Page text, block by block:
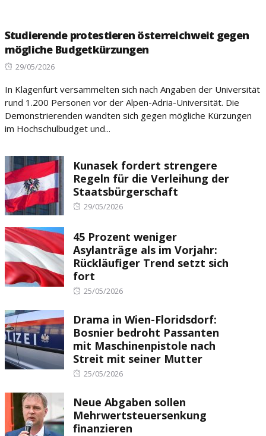
Studierende protestieren österreichweit gegen
mögliche Budgetkürzungen
Posted
29/05/2026
In Klagenfurt versammelten sich nach Angaben der Universität
rund 1.200 Personen vor der Alpen-Adria-Universität. Die
Demonstrierenden wandten sich gegen mögliche Kürzungen
im Hochschulbudget und...
Kunasek fordert strengere
Regeln für die Verleihung der
Staatsbürgerschaft
Posted
29/05/2026
45 Prozent weniger
Asylanträge als im Vorjahr:
Rückläufiger Trend setzt sich
fort
Posted
25/05/2026
Drama in Wien-Floridsdorf:
Bosnier bedroht Passanten
mit Maschinenpistole nach
Streit mit seiner Mutter
Posted
25/05/2026
Neue Abgaben sollen
Mehrwertsteuersenkung
finanzieren